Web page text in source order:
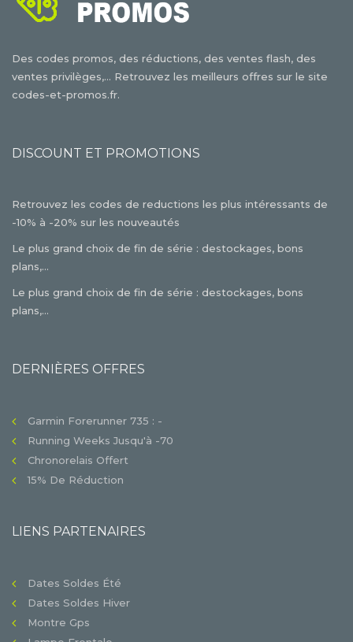
Des codes promos, des réductions, des ventes flash, des
ventes privilèges,... Retrouvez les meilleurs offres sur le site
codes-et-promos.fr.
DISCOUNT ET PROMOTIONS
Retrouvez les codes de reductions les plus intéressants de
-10% à -20% sur les nouveautés
Le plus grand choix de fin de série : destockages, bons
plans,...
Le plus grand choix de fin de série : destockages, bons
plans,...
DERNIÈRES OFFRES
Garmin Forerunner 735 : -
Running Weeks Jusqu'à -70
Chronorelais Offert
15% De Réduction
LIENS PARTENAIRES
Dates Soldes Été
Dates Soldes Hiver
Montre Gps